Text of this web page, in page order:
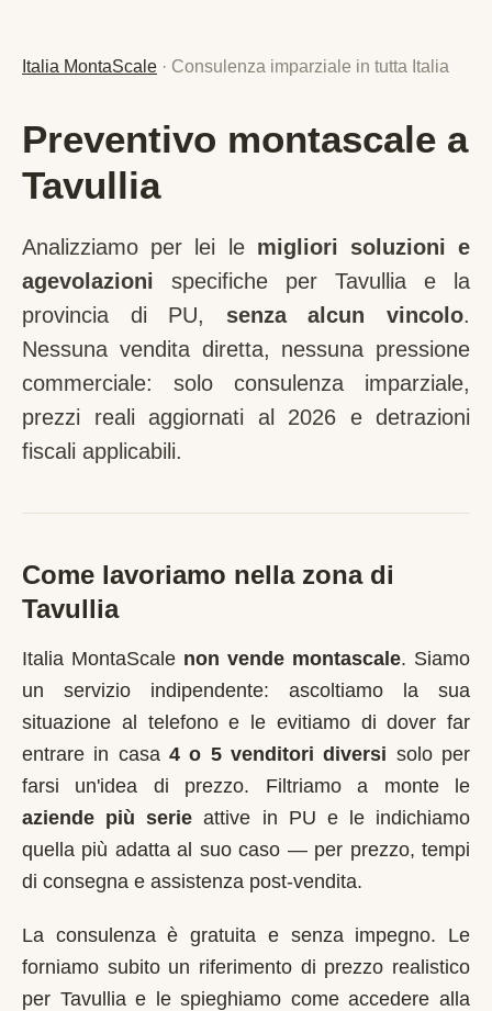
Italia MontaScale · Consulenza imparziale in tutta Italia
Preventivo montascale a
Tavullia
Analizziamo per lei le migliori soluzioni e
agevolazioni specifiche per Tavullia e la
provincia di PU, senza alcun vincolo.
Nessuna vendita diretta, nessuna pressione
commerciale: solo consulenza imparziale,
prezzi reali aggiornati al 2026 e detrazioni
fiscali applicabili.
Come lavoriamo nella zona di
Tavullia
Italia MontaScale non vende montascale. Siamo
un servizio indipendente: ascoltiamo la sua
situazione al telefono e le evitiamo di dover far
entrare in casa 4 o 5 venditori diversi solo per
farsi un'idea di prezzo. Filtriamo a monte le
aziende più serie attive in PU e le indichiamo
quella più adatta al suo caso — per prezzo, tempi
di consegna e assistenza post-vendita.
La consulenza è gratuita e senza impegno. Le
forniamo subito un riferimento di prezzo realistico
per Tavulliae le spieghiamo come accedere alla